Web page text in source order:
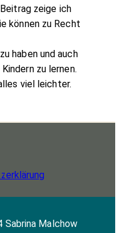
zeige ich
können zu Recht
haben und auch
zu lernen.
viel leichter.
Malchow